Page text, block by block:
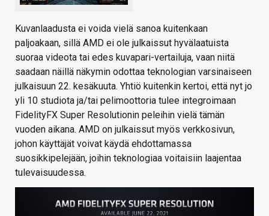
Kuvanlaadusta ei voida vielä sanoa kuitenkaan
paljoakaan, sillä AMD ei ole julkaissut hyvälaatuista
suoraa videota tai edes kuvapari-vertailuja, vaan niitä
saadaan näillä näkymin odottaa teknologian varsinaiseen
julkaisuun 22. kesäkuuta. Yhtiö kuitenkin kertoi, että nyt jo
yli 10 studiota ja/tai pelimoottoria tulee integroimaan
FidelityFX Super Resolutionin peleihin vielä tämän
vuoden aikana. AMD on julkaissut myös verkkosivun,
johon käyttäjät voivat käydä ehdottamassa
suosikkipelejään, joihin teknologiaa voitaisiin laajentaa
tulevaisuudessa.